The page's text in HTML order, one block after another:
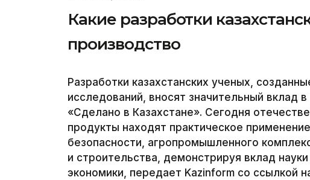
Какие разработки
производство
Разработки казахстанских ученых,
исследований, вносят значительный вклад
«Сделано в Казахстане». Сегодня
продукты находят практическое
безопасности, агропромышленного
и строительства, демонстрируя вклад
экономики, передает Kazinform со ссылкой